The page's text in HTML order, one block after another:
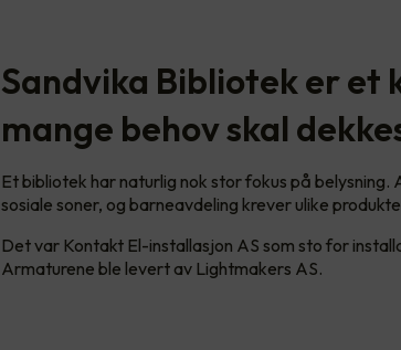
Sandvika Bibliotek er et
mange behov skal
Et bibliotek har naturlig nok stor fokus på belysning.
sosiale soner, og barneavdeling krever ulike
Det var Kontakt El-installasjon AS som sto for
Armaturene ble levert av Lightmakers AS.